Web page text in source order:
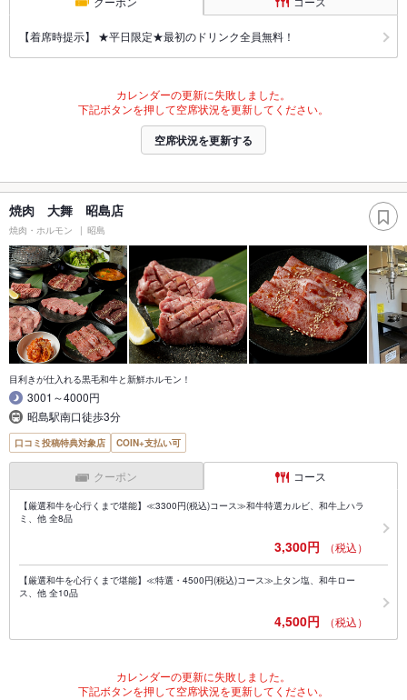
【着席時提示】 ★平日限定★最初のドリンク全員無料！
カレンダーの更新に失敗しました。
下記ボタンを押して空席状況を更新してください。
空席状況を更新する
焼肉 大舞 昭島店
焼肉・ホルモン 昭島
目利きが仕入れる黒毛和牛と新鮮ホルモン！
3001～4000円
昭島駅南口徒歩3分
口コミ投稿特典対象店 COIN+支払い可
クーポン コース
【厳選和牛を心行くまで堪能】≪3300円(税込)コース≫和牛特選カルビ、和牛上ハラ
ミ、他 全8品
3,300円 （税込）
【厳選和牛を心行くまで堪能】≪特選・4500円(税込)コース≫上タン塩、和牛ロー
ス、他 全10品
4,500円 （税込）
カレンダーの更新に失敗しました。
下記ボタンを押して空席状況を更新してください。